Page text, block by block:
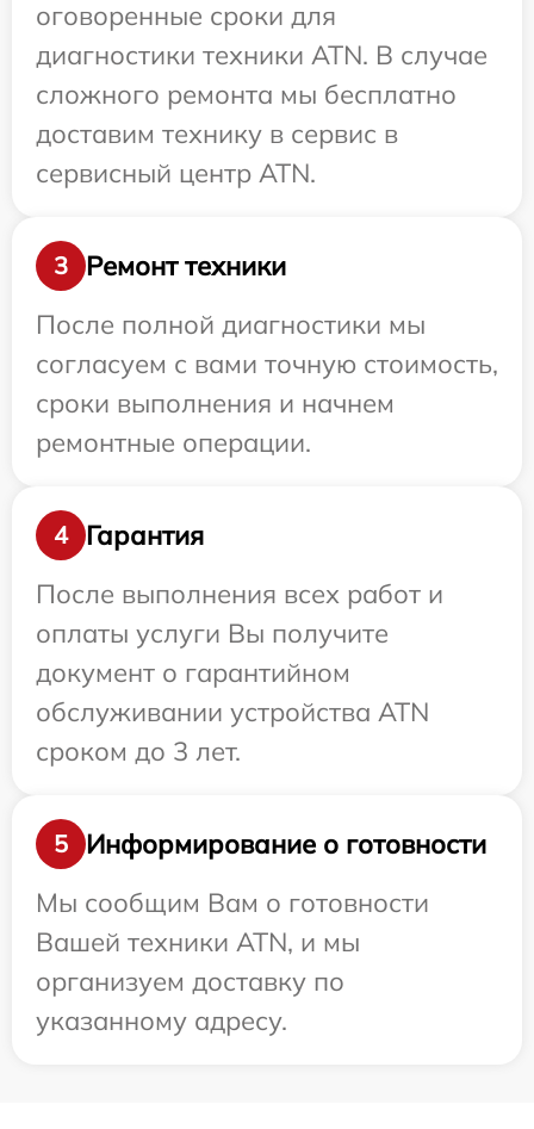
оговоренные сроки для
диагностики техники ATN. В случае
сложного ремонта мы бесплатно
доставим технику в сервис в
сервисный центр ATN.
3
Ремонт техники
После полной диагностики мы
согласуем с вами точную стоимость,
сроки выполнения и начнем
ремонтные операции.
4
Гарантия
После выполнения всех работ и
оплаты услуги Вы получите
документ о гарантийном
обслуживании устройства ATN
сроком до 3 лет.
5
Информирование о готовности
Мы сообщим Вам о готовности
Вашей техники ATN, и мы
организуем доставку по
указанному адресу.